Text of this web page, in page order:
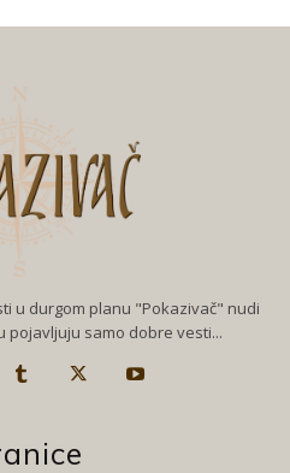
u durgom planu "Pokazivač" nudi
pojavljuju samo dobre vesti...